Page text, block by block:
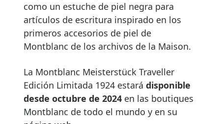
como un estuche de piel negra para
artículos de escritura inspirado en los
primeros accesorios de piel de
Montblanc de los archivos de la Maison.
La Montblanc Meisterstück Traveller
Edición Limitada 1924 estará disponible
desde octubre de 2024 en las boutiques
Montblanc de todo el mundo y en su